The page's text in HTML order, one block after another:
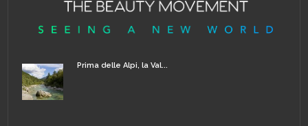
Prima delle Alpi, la Val...